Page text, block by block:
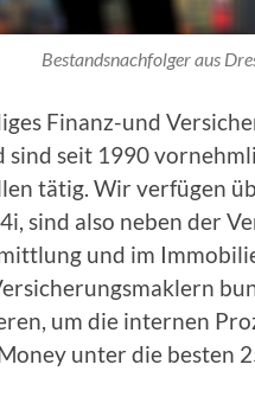
Bestandsnachfolger aus
Finanz-und
sind seit 1990
tätig. Wir verfügen
sind also neben der
und im
um die internen
unter die besten